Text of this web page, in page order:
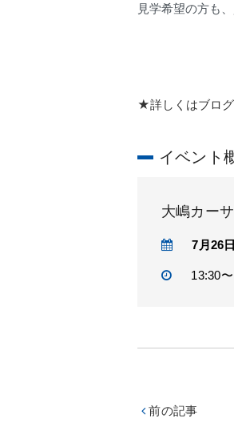
見学希望の方も
★詳しくはブロ
イベント
大嶋カー
7月26
13:30
前の記事